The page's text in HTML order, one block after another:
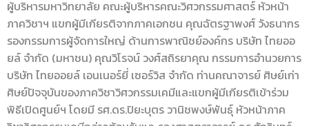
ผู้บริหารมหาวิทยาลัย คณะผู้บริหารคณะวิศวกรรมศาสตร์ หัวหน้า
ภาควิชาฯ แขกผู้มีเกียรติจากภาคเอกชน คุณฉัตรฐาพงศ์ วังธนากร
รองกรรมการผู้จัดการใหญ่ ด้านการพาณิชย์องค์กร บริษัท ไทยออ
ยล์ จำกัด (มหาชน) คุณวิโรจน์ วงศ์สถิรยาคุณ กรรมการอำนวยการ
บริษัท ไทยออยล์ เอนเนอร์ยี่ เซอร์วิส จำกัด ท่านคณาจารย์ ศิษย์เก่า
ศิษย์ปัจจุบันของภาควิชาวิศวกรรมเคมีและแขกผู้มีเกียรติเข้าร่วม
พิธีเปิดศูนย์ฯ โดยมี รศ.ดร.ปิยะบุตร วานิชพงษ์พันธุ์ หัวหน้าภาค